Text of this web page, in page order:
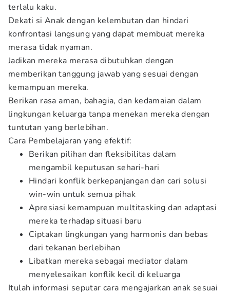
terlalu kaku.
Dekati si Anak dengan kelembutan dan hindari
konfrontasi langsung yang dapat membuat mereka
merasa tidak nyaman.
Jadikan mereka merasa dibutuhkan dengan
memberikan tanggung jawab yang sesuai dengan
kemampuan mereka.
Berikan rasa aman, bahagia, dan kedamaian dalam
lingkungan keluarga tanpa menekan mereka dengan
tuntutan yang berlebihan.
Cara Pembelajaran yang efektif:
Berikan pilihan dan fleksibilitas dalam
mengambil keputusan sehari-hari
Hindari konflik berkepanjangan dan cari solusi
win-win untuk semua pihak
Apresiasi kemampuan multitasking dan adaptasi
mereka terhadap situasi baru
Ciptakan lingkungan yang harmonis dan bebas
dari tekanan berlebihan
Libatkan mereka sebagai mediator dalam
menyelesaikan konflik kecil di keluarga
Itulah informasi seputar cara mengajarkan anak sesuai